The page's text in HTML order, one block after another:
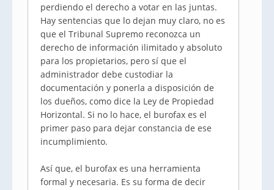
perdiendo el derecho a votar en las juntas.
Hay sentencias que lo dejan muy claro, no es
que el Tribunal Supremo reconozca un
derecho de información ilimitado y absoluto
para los propietarios, pero sí que el
administrador debe custodiar la
documentación y ponerla a disposición de
los dueños, como dice la Ley de Propiedad
Horizontal. Si no lo hace, el burofax es el
primer paso para dejar constancia de ese
incumplimiento.
Así que, el burofax es una herramienta
formal y necesaria. Es su forma de decir